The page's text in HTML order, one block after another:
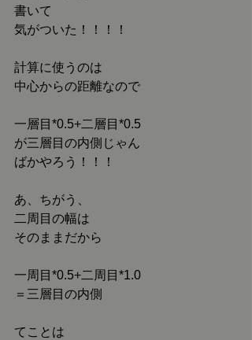
書いて
気がついた！！！！
計算に使うのは
中心からの距離なので
一層目*0.5+二層目*0.5
が三層目の内側じゃん
ばかやろう！！！
あ、ちがう、
二周目の幅は
そのままだから
一周目*0.5+二周目*1.0
＝三層目の内側
てことは